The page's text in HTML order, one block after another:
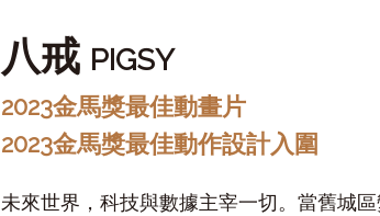
八戒 PIGSY
2023金馬獎最佳動畫片
2023金馬獎最佳動作設計入圍
未來世界，科技與數據主宰一切。當舊城